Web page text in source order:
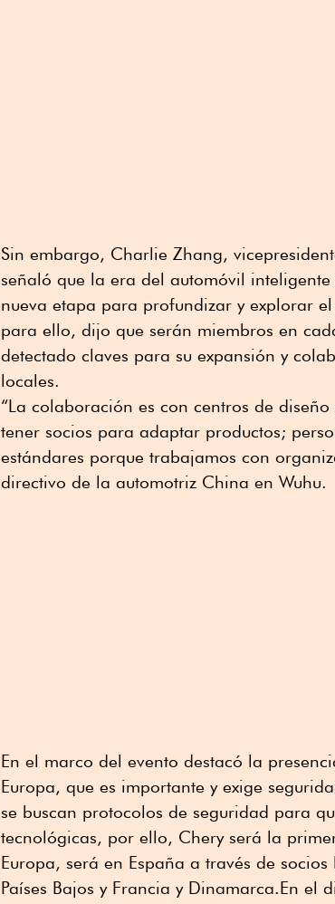
Sin embargo, Charlie Zhang,
señaló que la era del automóvil
nueva etapa para profundizar y explorar
para ello, dijo que serán miembros en
detectado claves para su expansión y
locales.
“La colaboración es con centros de
tener socios para adaptar productos;
estándares porque trabajamos con
directivo de la automotriz China en Wuhu.
En el marco del evento destacó la
Europa, que es importante y exige
se buscan protocolos de seguridad para
tecnológicas, por ello, Chery será la
Europa, será en España a través de
Países Bajos y Francia y Dinamarca.En el